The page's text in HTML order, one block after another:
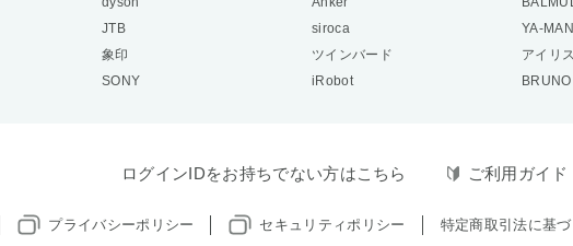
JTB siroca YA-MAN
象印 ツインバード アイリ
SONY iRobot BRUNO
ログインIDをお持ちでない方はこちら ご利用ガイド
プライバシーポリシー セキュリティポリシー 特定商取引法に基